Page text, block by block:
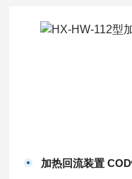
加热回流装置